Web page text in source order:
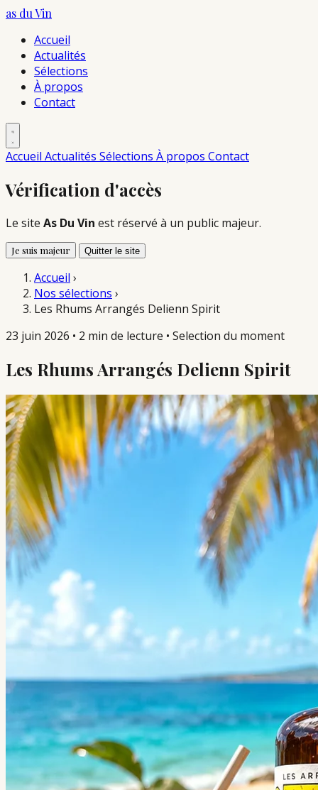
as duVin
Accueil
Actualités
Sélections
À propos
Contact
Accueil Actualités Sélections À propos Contact
Vérification d'accès
Le site As Du Vin est réservé à un public majeur.
Je suis majeur Quitter le site
Accueil ›
Nos sélections ›
Les Rhums Arrangés Delienn Spirit
23 juin 2026 • 2 min de lecture • Selection du moment
Les Rhums Arrangés Delienn Spirit